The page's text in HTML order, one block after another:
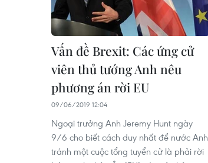
Vấn đề Brexit: Các ứng cử
viên thủ tướng Anh nêu
phương án rời EU
09/06/2019 12:04
Ngoại trưởng Anh Jeremy Hunt ngày
9/6 cho biết cách duy nhất để nước Anh
tránh một cuộc tổng tuyển cử là phải rời